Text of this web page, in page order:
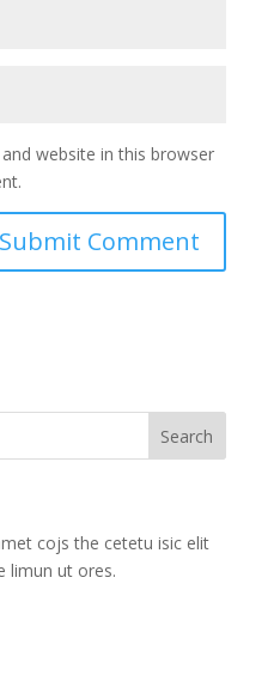
website in this browser
cojs the cetetu isic elit
limun ut ores.